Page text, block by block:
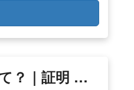
？｜証明 …